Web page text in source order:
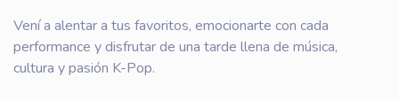
Vení a alentar a tus favoritos, emocionarte con cada
performance y disfrutar de una tarde llena de música,
cultura y pasión K-Pop.